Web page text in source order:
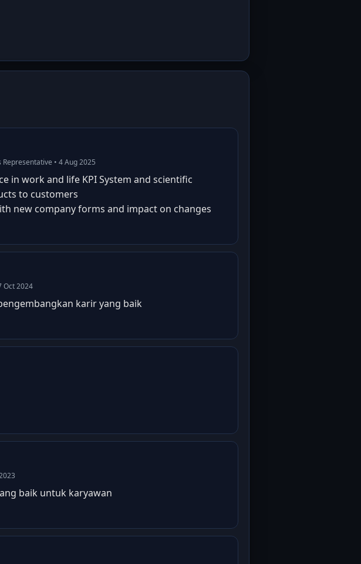
• 4 Aug 2025
in work and life KPI System and scientific
to customers
new company forms and impact on changes
Oct 2024
karir yang baik
baik untuk karyawan